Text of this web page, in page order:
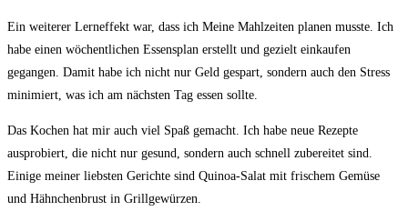
Ein weiterer ​Lerneffekt ⁤war, dass ich Meine Mahlzeiten planen musste. Ich⁤
habe einen wöchentlichen Essensplan erstellt und‌ gezielt einkaufen
gegangen. Damit habe ich nicht nur Geld gespart, sondern auch den Stress​
minimiert, was​ ich am nächsten Tag essen‌ sollte.
Das Kochen hat mir ‍auch viel Spaß gemacht. Ich habe​ neue Rezepte
ausprobiert, die nicht nur gesund, sondern auch schnell zubereitet sind.⁤
Einige meiner liebsten Gerichte sind Quinoa-Salat mit frischem Gemüse
und Hähnchenbrust ‌in Grillgewürzen.